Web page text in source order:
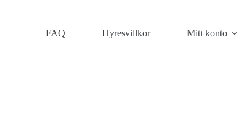
FAQ Hyresvillkor Mitt konto